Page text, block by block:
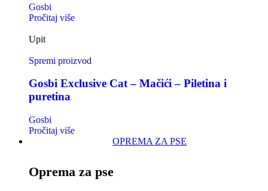
Gosbi
Pročitaj više
Upit
Spremi proizvod
Gosbi Exclusive Cat – Mačići – Piletina i
puretina
Gosbi
Pročitaj više
OPREMA ZA PSE
Oprema za pse